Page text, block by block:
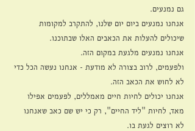
גם נמנעים.
אנחנו נמנעים ביום יום שלנו, להתקרב למקומות
שיכולים להעלות את הכאבים האלו שבתוכנו.
אנחנו נמנעים מלגעת במקום הזה.
ולפעמים, לרוב בצורה לא מודעת - אנחנו נעשה הכל כדי
לא לחוש את הכאב הזה.
אנחנו יכולים לחיות חיים מאמללים, לפעמים אפילו
מאד, לחיות "ליד החיים", רק כי יש שם כאב שאנחנו
לא רוצים לגעת בו.